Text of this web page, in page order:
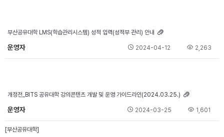
부산공유대학 LMS(학습관리시스템) 성적 입력(성적부 관리) 안내
운영자 2024-04-12 2,263
개정전_BITS 공유대학 강의콘텐츠 개발 및 운영 가이드라인(2024.03.25.)
운영자 2024-03-25 1,601
[부산공유대학]